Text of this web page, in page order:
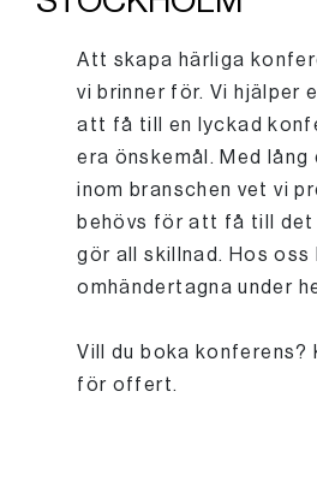
Att skapa härliga
vi brinner för. Vi hjälper
att få till en lyckad
era önskemål. Med lång
inom branschen vet vi
behövs för att få till det
gör all skillnad. Hos oss
omhändertagna under
Vill du boka konferens?
för offert.